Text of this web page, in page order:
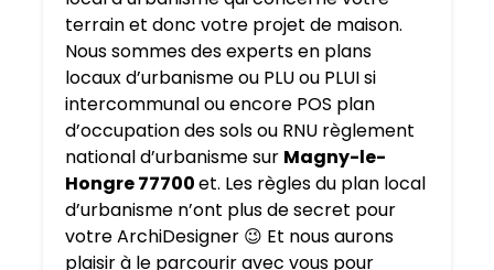
terrain et donc votre projet de maison.
Nous sommes des experts en plans
locaux d’urbanisme ou PLU ou PLUI si
intercommunal ou encore POS plan
d’occupation des sols ou RNU règlement
national d’urbanisme sur Magny-le-
Hongre 77700et. Les règles du plan local
d’urbanisme n’ont plus de secret pour
votre ArchiDesigner 😉 Et nous aurons
plaisir à le parcourir avec vous pour